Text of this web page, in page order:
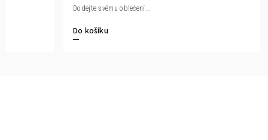
Do košíku
Dodejte svému oblečení...